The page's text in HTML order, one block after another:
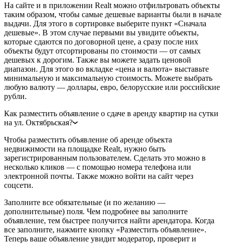
На сайте и в приложении Realt можно отфильтровать объекты
таким образом, чтобы самые дешевые варианты были в начале
выдачи. Для этого в сортировке выберите пункт «Сначала
дешевые». В этом случае первыми вы увидите объекты,
которые сдаются по договорной цене, а сразу после них
объекты будут отсортированы по стоимости — от самых
дешевых к дорогим. Также вы можете задать ценовой
диапазон. Для этого во вкладке «цена и валюта» выставьте
минимальную и максимальную стоимость. Можете выбрать
любую валюту — доллары, евро, белорусские или российские
рубли.
Как разместить объявление о сдаче в аренду квартир на сутки
на ул. Октябрьская?
Чтобы разместить объявление об аренде объекта
недвижимости на площадке Realt, нужно быть
зарегистрированным пользователем. Сделать это можно в
несколько кликов — с помощью номера телефона или
электронной почты. Также можно войти на сайт через
соцсети.
Заполните все обязательные (и по желанию —
дополнительные) поля. Чем подробнее вы заполните
объявление, тем быстрее получится найти арендатора. Когда
все заполните, нажмите кнопку «Разместить объявление».
Теперь ваше объявление увидит модератор, проверит и